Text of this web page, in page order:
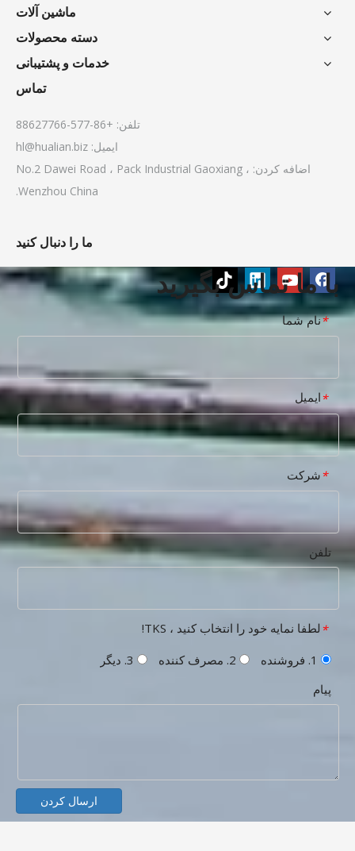
ماشین آلات
دسته محصولات
خدمات و پشتیبانی
تماس
تلفن: +86-577-88627766
ایمیل: hl@hualian.biz
اضافه کردن: No.2 Dawei Road ، Pack Industrial Gaoxiang ،
Wenzhou China.
ما را دنبال کنید
با ما تماس بگیرید
*نام شما
*ایمیل
*شرکت
تلفن
*لطفا نمایه خود را انتخاب کنید ، TKS!
پیام
ارسال کردن